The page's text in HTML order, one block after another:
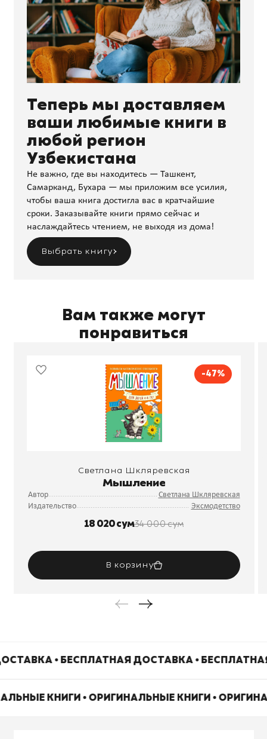
Теперь мы доставляем
ваши любимые книги в
любой регион
Узбекистана
Не важно, где вы находитесь — Ташкент,
Самарканд, Бухара — мы приложим все усилия,
чтобы ваша книга достигла вас в кратчайшие
сроки. Заказывайте книги прямо сейчас и
наслаждайтесь чтением, не выходя из дома!
Выбрать книгу
Вам также могут
понравиться
-47%
Светлана Шкляревская
Мышление
Автор
Светлана Шкляревская
Издательство
Эксмодетство
18 020 сум34 000 сум
В корзину
• БЕСПЛАТНАЯ ДОСТАВКА •
КНИГИ • ОРИГИНАЛЬНЫЕ КНИГИ •